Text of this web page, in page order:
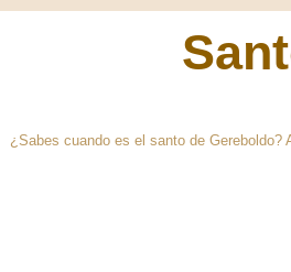
¿Sabes cuando es el santo de